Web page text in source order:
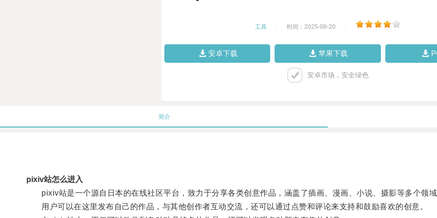
工具 时间：2025-08-20
安卓下载 苹果下载
安卓市场，安全绿色
简介
pixiv站怎么进入
pixiv站是一个源自日本的在线社区平台，致力于分享各类创意作品，涵盖了插画、漫画、小说、摄影等多个领域
用户可以在这里发布自己的作品，与其他创作者互动交流，还可以通过点赞和评论来支持和鼓励喜欢的创意。